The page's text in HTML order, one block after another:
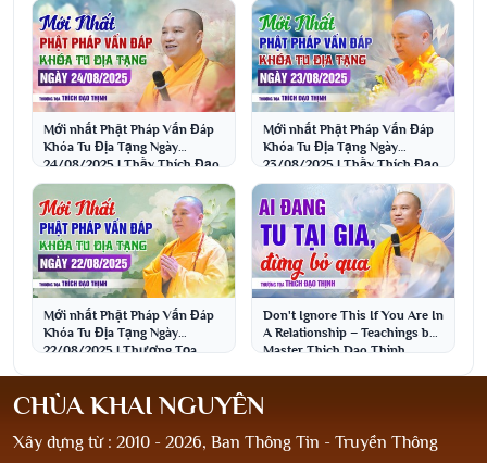
Mới nhất Phật Pháp Vấn Đáp
Khóa Tu Địa Tạng Ngày
24/08/2025 | Thầy Thích Đạo
Thịnh
Mới nhất Phật Pháp Vấn Đáp
Khóa Tu Địa Tạng Ngày
23/08/2025 | Thầy Thích Đạo
Thịnh
Mới nhất Phật Pháp Vấn Đáp
Khóa Tu Địa Tạng Ngày
22/08/2025 | Thượng Tọa
Don't Ignore This If You Are In
A Relationship – Teachings by
Master Thich Dao Thinh
CHÙA KHAI NGUYÊN
Xây dựng từ : 2010 - 2026, Ban Thông Tin - Truyền Thông